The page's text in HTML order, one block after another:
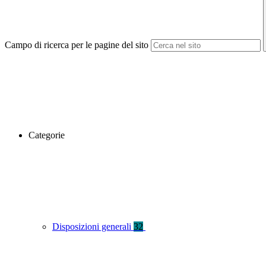
Campo di ricerca per le pagine del sito
Categorie
Disposizioni generali 32